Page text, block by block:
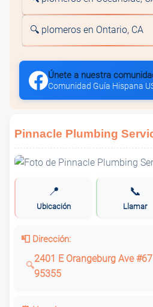
🔍 plomeros en Ontario, CA
Únete a nuestra
Comunidad Guía Hispana
Pinnacle Plumbing
📍
Ubicación
📞
Llamar
📮 Dirección:
2401 E Orangeburg Ave
95355